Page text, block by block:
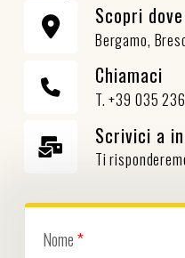
Scopri
Bergamo,
Chiamaci
T. +39 035
Scrivici a
Ti
Nome*